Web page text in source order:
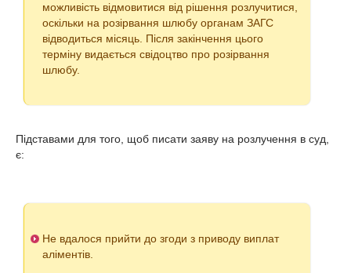
можливість відмовитися від рішення розлучитися,
оскільки на розірвання шлюбу органам ЗАГС
відводиться місяць. Після закінчення цього
терміну видається свідоцтво про розірвання
шлюбу.
Підставами для того, щоб писати заяву на розлучення в суд,
є:
Не вдалося прийти до згоди з приводу виплат
аліментів.